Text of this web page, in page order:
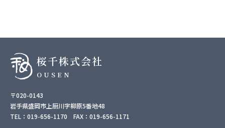
桜千株式会社
OUSEN
〒020-0143
岩手県盛岡市上厨川字柳原5番地48
TEL：019-656-1170 FAX：019-656-1171